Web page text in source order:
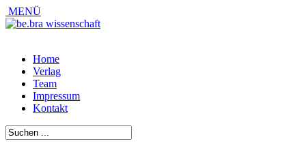
MENÜ
Home
Verlag
Team
Impressum
Kontakt